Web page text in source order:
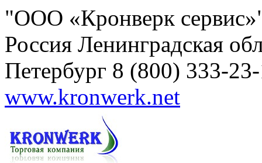
"ООО «Кронверк
Россия Ленинградская
Петербург 8 (800) 333-
www.kronwerk.net